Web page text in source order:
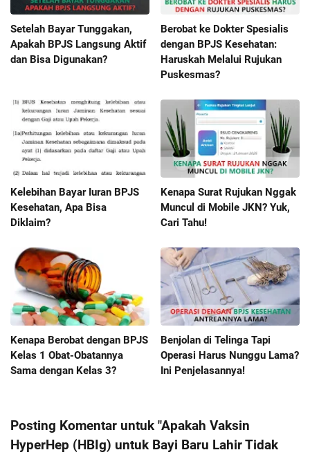
Setelah Bayar Tunggakan,
Apakah BPJS Langsung Aktif
dan Bisa Digunakan?
Berobat ke Dokter Spesialis
dengan BPJS Kesehatan:
Haruskah Melalui Rujukan
Puskesmas?
Kelebihan Bayar Iuran BPJS
Kesehatan, Apa Bisa
Diklaim?
Kenapa Surat Rujukan Nggak
Muncul di Mobile JKN? Yuk,
Cari Tahu!
Kenapa Berobat dengan BPJS
Kelas 1 Obat-Obatannya
Sama dengan Kelas 3?
Benjolan di Telinga Tapi
Operasi Harus Nunggu Lama?
Ini Penjelasannya!
Posting Komentar untuk "Apakah Vaksin
HyperHep (HBIg) untuk Bayi Baru Lahir Tidak